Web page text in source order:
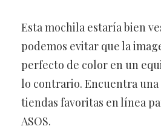
Esta mochila estaría bien
podemos evitar que la
perfecto de color en un
lo contrario. Encuentra una
tiendas favoritas en línea
ASOS.